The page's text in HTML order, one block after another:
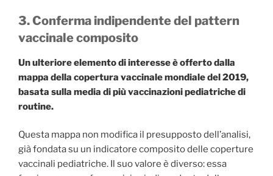
3. Conferma indipendente del pattern
vaccinale composito
Un ulteriore elemento di interesse è offerto dalla
mappa della copertura vaccinale mondiale del 2019,
basata sulla media di più vaccinazioni pediatriche di
routine.
Questa mappa non modifica il presupposto dell’analisi,
già fondata su un indicatore composito delle coperture
vaccinali pediatriche. Il suo valore è diverso: essa